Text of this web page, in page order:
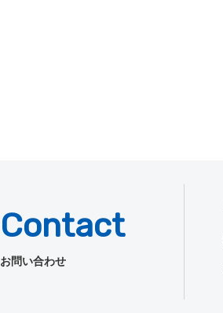
Contact
お問い合わせ